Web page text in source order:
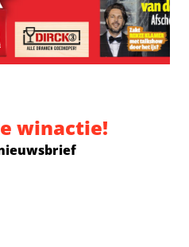
winactie!